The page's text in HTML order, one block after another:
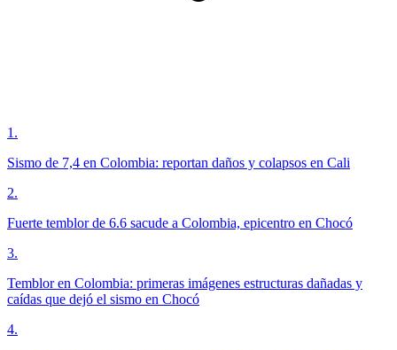
1 .
Sismo de 7,4 en Colombia: reportan daños y colapsos en Cali
2.
Fuerte temblor de 6.6 sacude a Colombia, epicentro en Chocó
3.
Temblor en Colombia: primeras imágenes estructuras dañadas y
caídas que dejó el sismo en Chocó
4.